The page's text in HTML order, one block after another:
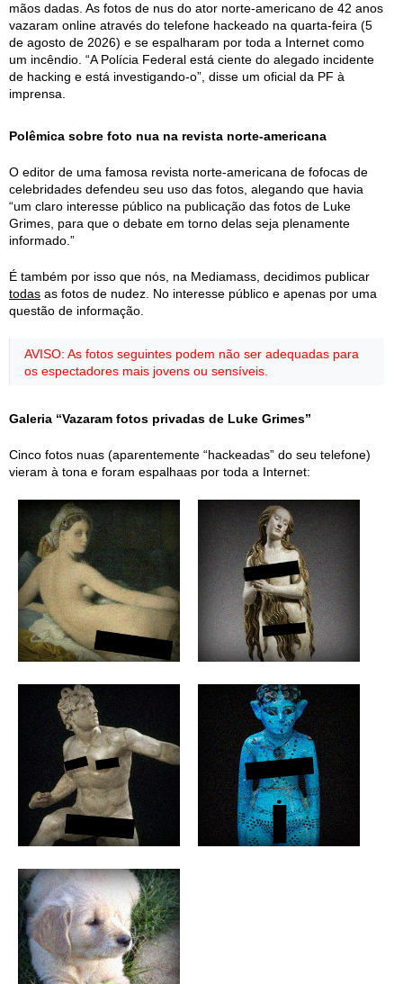
mãos dadas. As fotos de nus do ator norte-americano de 42 anos
vazaram online através do telefone hackeado na quarta-feira (5
de agosto de 2026) e se espalharam por toda a Internet como
um incêndio. “A Polícia Federal está ciente do alegado incidente
de hacking e está investigando-o”, disse um oficial da PF à
imprensa.
Polêmica sobre foto nua na revista norte-americana
O editor de uma famosa revista norte-americana de fofocas de
celebridades defendeu seu uso das fotos, alegando que havia
“um claro interesse público na publicação das fotos de Luke
Grimes, para que o debate em torno delas seja plenamente
informado.”
É também por isso que nós, na Mediamass, decidimos publicar
todas as fotos de nudez. No interesse público e apenas por uma
questão de informação.
AVISO: As fotos seguintes podem não ser adequadas para
os espectadores mais jovens ou sensíveis.
Galeria “Vazaram fotos privadas de Luke Grimes”
Cinco fotos nuas (aparentemente “hackeadas” do seu telefone)
vieram à tona e foram espalhaas por toda a Internet: